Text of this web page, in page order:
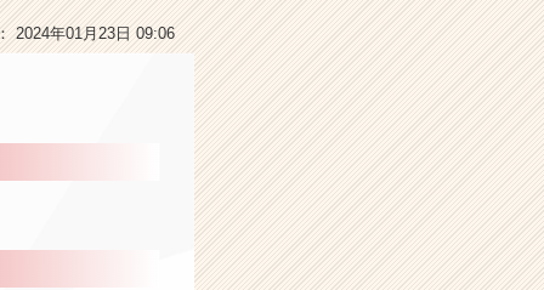
2024年01月23日 09:06